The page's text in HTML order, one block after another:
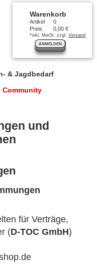
Warenkorb
Artikel
0
Preis
0,00 €
*inkl. MwSt. zzgl. Versand
ANMELDEN
& Jagdbedarf
Community
und
für Verträge,
(D-TOC GmbH)